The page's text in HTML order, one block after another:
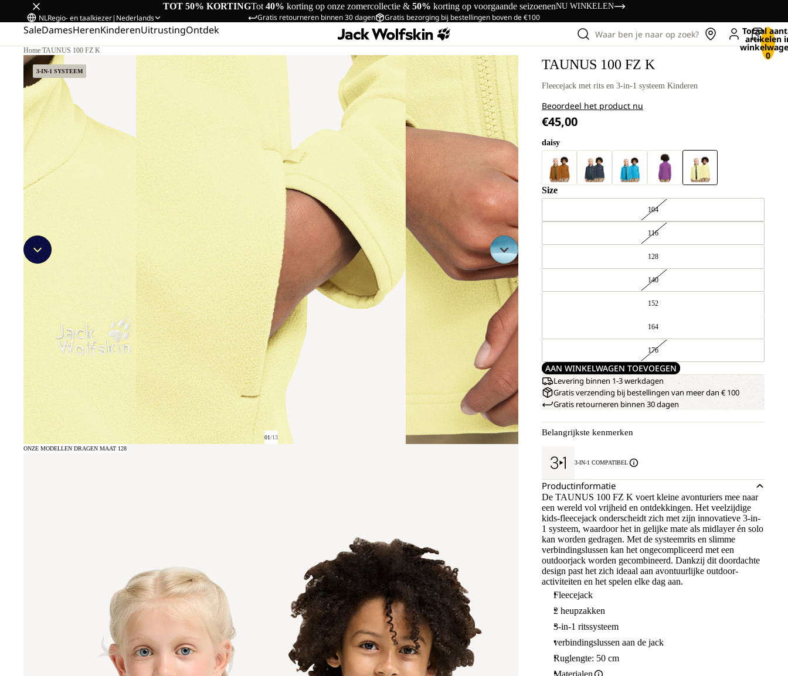
TOT 50% KORTINGTot 40% korting op onze zomercollectie & 50% korting op voorgaande seizoenenNU WINKELEN
Gratis retourneren binnen 30 dagen Gratis bezorging bij bestellingen boven de €100
NLRegio- en taalkiezer| Nederlands
SaleDamesHerenKinderenUitrustingOntdek Waar ben je naar op zoek? Totaal
artikelen
0
Home/TAUNUS 100 FZ K
3-IN-1 SYSTEEM
01/13
ONZE MODELLEN DRAGEN MAAT 128
TAUNUS 100 FZ K
Fleecejack met rits en 3-in-1 systeem Kinderen
Beoordeel het product nu
€45,00
daisy
Size
104
116
128
140
152
164
176
AAN WINKELWAGEN TOEVOEGEN
Levering binnen 1-3 werkdagen
Gratis verzending bij bestellingen van meer dan € 100
Gratis retourneren binnen 30 dagen
Belangrijkste kenmerken
3-IN-1 COMPATIBEL
Productinformatie
De TAUNUS 100 FZ K voert kleine avonturiers mee naar
een wereld vol vrijheid en ontdekkingen. Het veelzijdige
kids-fleecejack onderscheidt zich met zijn innovatieve 3-in-
1 systeem, waardoor het in gelijke mate als midlayer én solo
kan worden gedragen. Met de systeemrits en slimme
verbindingslussen kan het ongecompliceerd met een
outdoorjack worden gecombineerd. Dankzij dit doordachte
design past het zich ideaal aan avontuurlijke outdoor-
activiteiten en het spelen elke dag aan.
Fleecejack
2 heupzakken
3-in-1 ritssysteem
verbindingslussen aan de jack
Ruglengte: 50 cm
Materialen